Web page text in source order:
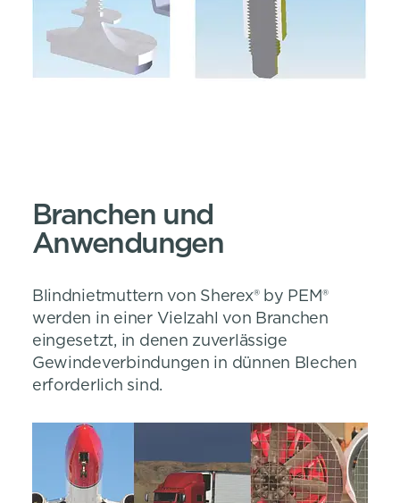
Branchen und
Anwendungen
Blindnietmuttern von Sherex® by PEM®
werden in einer Vielzahl von Branchen
eingesetzt, in denen zuverlässige
Gewindeverbindungen in dünnen Blechen
erforderlich sind.